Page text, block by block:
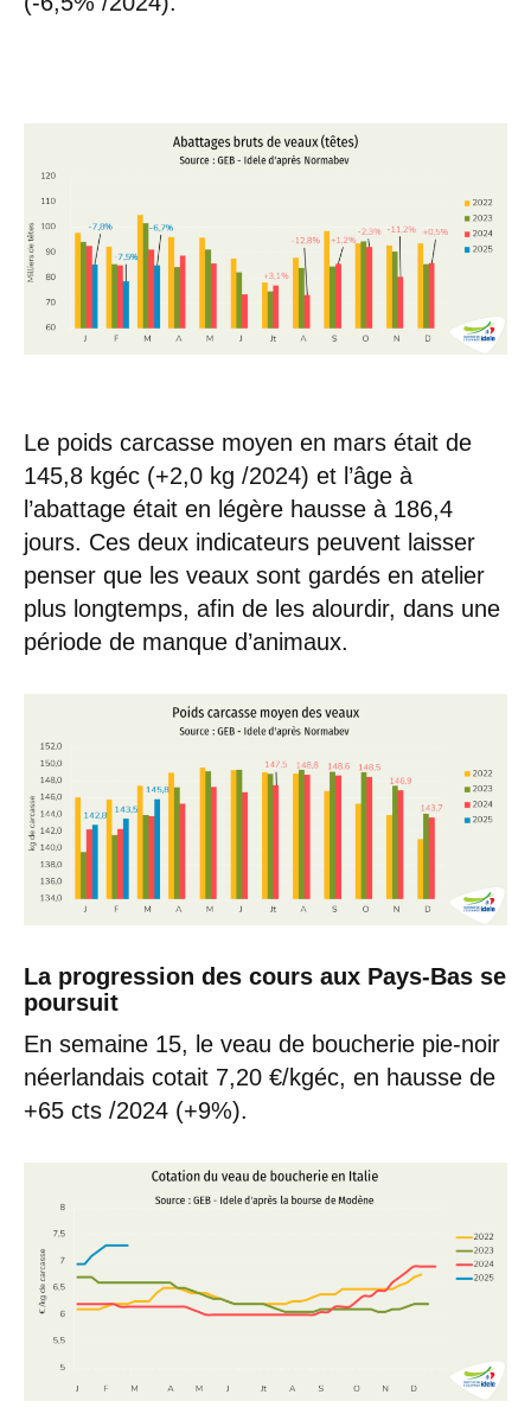
Le poids carcasse moyen en mars était de
145,8 kgéc (+2,0 kg /2024) et l’âge à
l’abattage était en légère hausse à 186,4
jours. Ces deux indicateurs peuvent laisser
penser que les veaux sont gardés en atelier
plus longtemps, afin de les alourdir, dans une
période de manque d’animaux.
La progression des cours aux Pays-Bas se
poursuit
En semaine 15, le veau de boucherie pie-noir
néerlandais cotait 7,20 €/kgéc, en hausse de
+65 cts /2024 (+9%).